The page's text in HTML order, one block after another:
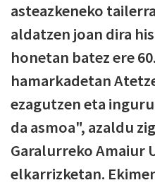
asteazkeneko
aldatzen joan dira
honetan batez ere
hamarkadetan
ezagutzen eta
da asmoa", azaldu
Garalurreko Amaiur
elkarrizketan.